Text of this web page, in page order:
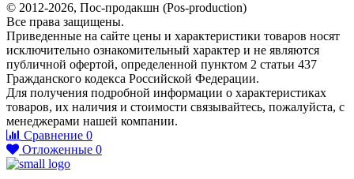
© 2012-2026, Пос-продакшн (Pos-production)
Все права защищены.
Приведенные на сайте цены и характеристики товаров носят
исключительно ознакомительный характер и не являются
публичной офертой, определенной пунктом 2 статьи 437
Гражданского кодекса Российской Федерации.
Для получения подробной информации о характеристиках
товаров, их наличия и стоимости связывайтесь, пожалуйста, с
менеджерами нашей компании.
Сравнение 0
Отложенные 0